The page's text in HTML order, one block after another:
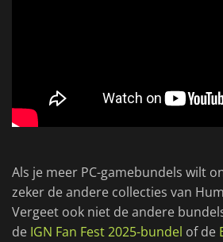
Als je meer PC-gamebundels wilt
zeker de andere collecties van
Vergeet ook niet de andere
de IGN Fan Fest 2025-bundel of de